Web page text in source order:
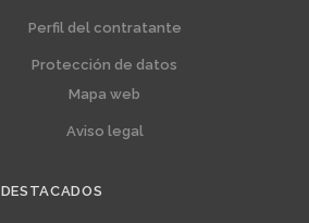
Perfil del contratante
Protección de datos
Mapa web
Aviso legal
DESTACADOS